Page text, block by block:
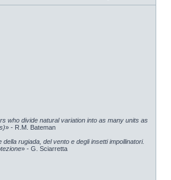
who divide natural variation into as many units as
» - R.M. Bateman
rugiada, del vento e degli insetti impollinatori.
» - G. Sciarretta